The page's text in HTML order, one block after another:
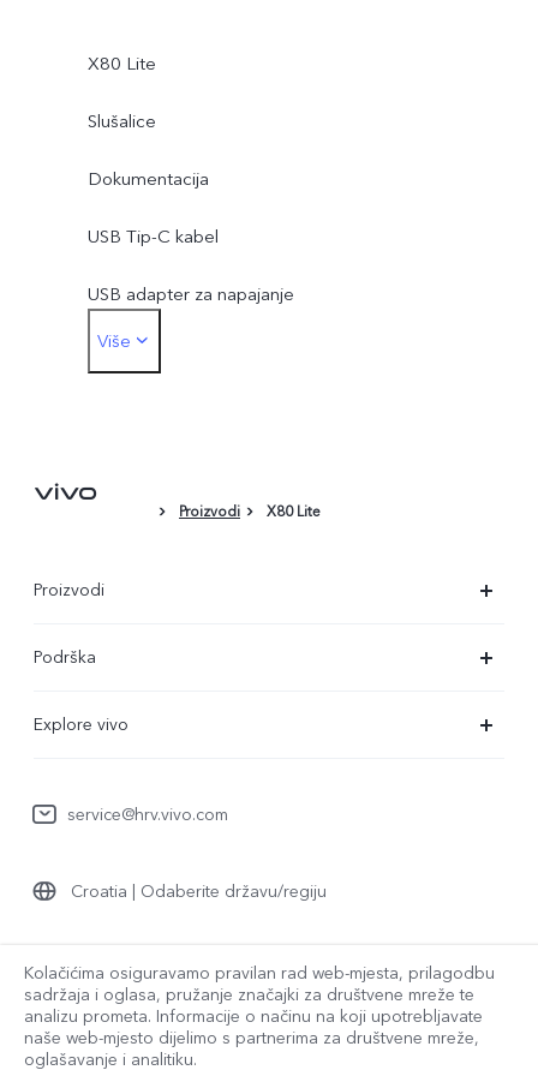
X80 Lite
Slušalice
Dokumentacija
USB Tip-C kabel
USB adapter za napajanje
Tip-C na adapter za utičnicu za slušalice od 3,5 mm
Zaštitna folija (primijenjena)
Više
Proizvodi X80 Lite
Proizvodi
Y35
Y76 5G
Podrška
Ažuriranje sustava
Poslati na popravak
Pravila o jamstvu
Explore vivo
Pravne napomene
service@hrv.vivo.com
Croatia | Odaberite državu/regiju
© 2026 vivo Mobile Communication Co., Ltd. Sva prava pridržana.
vivo Pravila o privatnosti
| vivo Politika o kolačićima |
Podrška za zaštitu privatnosti | Pravila o podacima tvrtke vivo
Kolačićima osiguravamo pravilan rad web-mjesta, prilagodbu
sadržaja i oglasa, pružanje značajki za društvene mreže te
analizu prometa. Informacije o načinu na koji upotrebljavate
naše web-mjesto dijelimo s partnerima za društvene mreže,
oglašavanje i analitiku.